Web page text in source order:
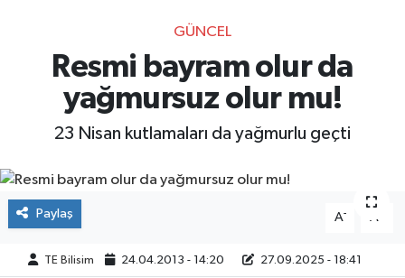
GÜNCEL
Resmi bayram olur da
yağmursuz olur mu!
23 Nisan kutlamaları da yağmurlu geçti
Paylaş A- A
TE Bilisim 24.04.2013 - 14:20 27.09.2025 - 18:41
Süper Lig Puan Durumu ve Fikstür
Tüm Manşetler
Son Dakika Haberleri
Haber Arşivi